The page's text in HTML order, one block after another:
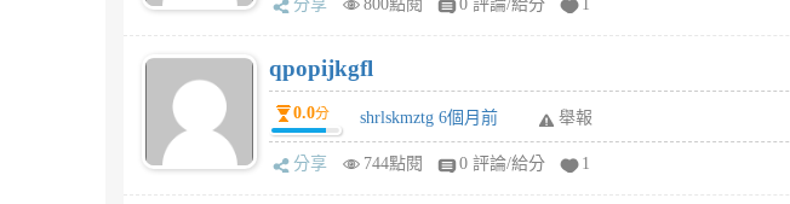
分享 800點閱 0 評論/給分 1
qpopijkgfl
0.0分 shrlskmztg 6個月前 舉報
分享 744點閱 0 評論/給分 1